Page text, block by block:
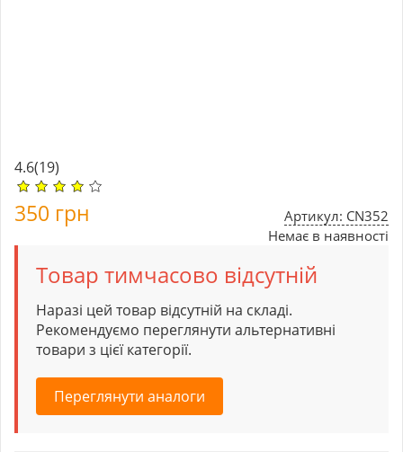
4.6(19)
Артикул: CN352
Немає в наявності
350 грн
Товар тимчасово відсутній
Наразі цей товар відсутній на складі.
Рекомендуємо переглянути альтернативні
товари з цієї категорії.
Переглянути аналоги